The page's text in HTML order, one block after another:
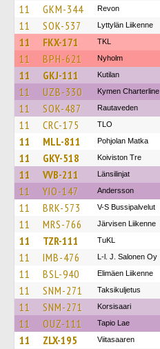
11 GKM-344 Revon
11 SOK-537 Lyttylän Liikenne
11 FKX-171 TKL
11 BPH-621 Nyholm
11 GKJ-111 Kutilan
11 UZB-330 Kymen Charterline
11 SOK-487 Rautaveden
11 CRC-175 TLO
11 MLL-811 Pohjolan Matka
11 GKY-518 Koiviston Tre
11 VVB-211 Länsilinjat
11 YIO-147 Andersson
11 BRK-573 V-S Bussipalvelut
11 MRS-766 Järvisen Liikenne
11 TZR-111 TuKL
11 IMB-476 L-l. J. Salonen Oy
11 BSL-940 Elimäen Liikenne
11 SNM-271 Taksikuljetus
11 SNM-271 Korsisaari
11 OUZ-111 Tapio Lae
11 ZLX-195 Viitasaaren